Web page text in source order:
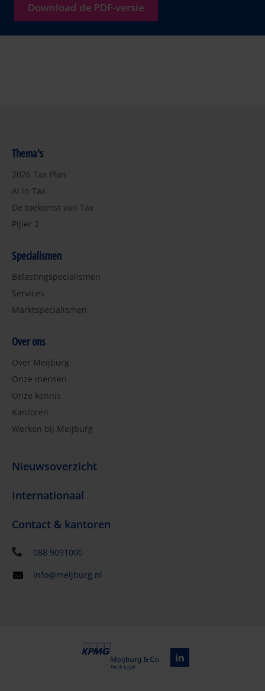
Download de PDF-versie
Thema's
2026 Tax Plan
AI in Tax
De toekomst van Tax
Pijler 2
Specialismen
Belastingspecialismen
Services
Marktspecialismen
Over ons
Over Meijburg
Onze mensen
Onze kennis
Kantoren
Werken bij Meijburg
Nieuwsoverzicht
Internationaal
Contact & kantoren
088 9091000
info@meijburg.nl